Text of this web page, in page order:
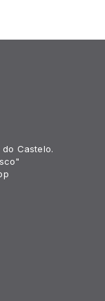
Castelo.